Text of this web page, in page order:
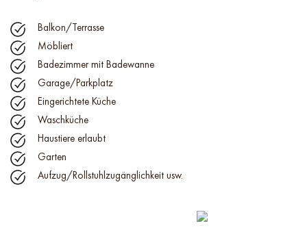
Balkon/Terrasse
Möbliert
Badezimmer mit Badewanne
Garage/Parkplatz
Eingerichtete Küche
Waschküche
Haustiere erlaubt
Garten
Aufzug/Rollstuhlzugänglichkeit usw.